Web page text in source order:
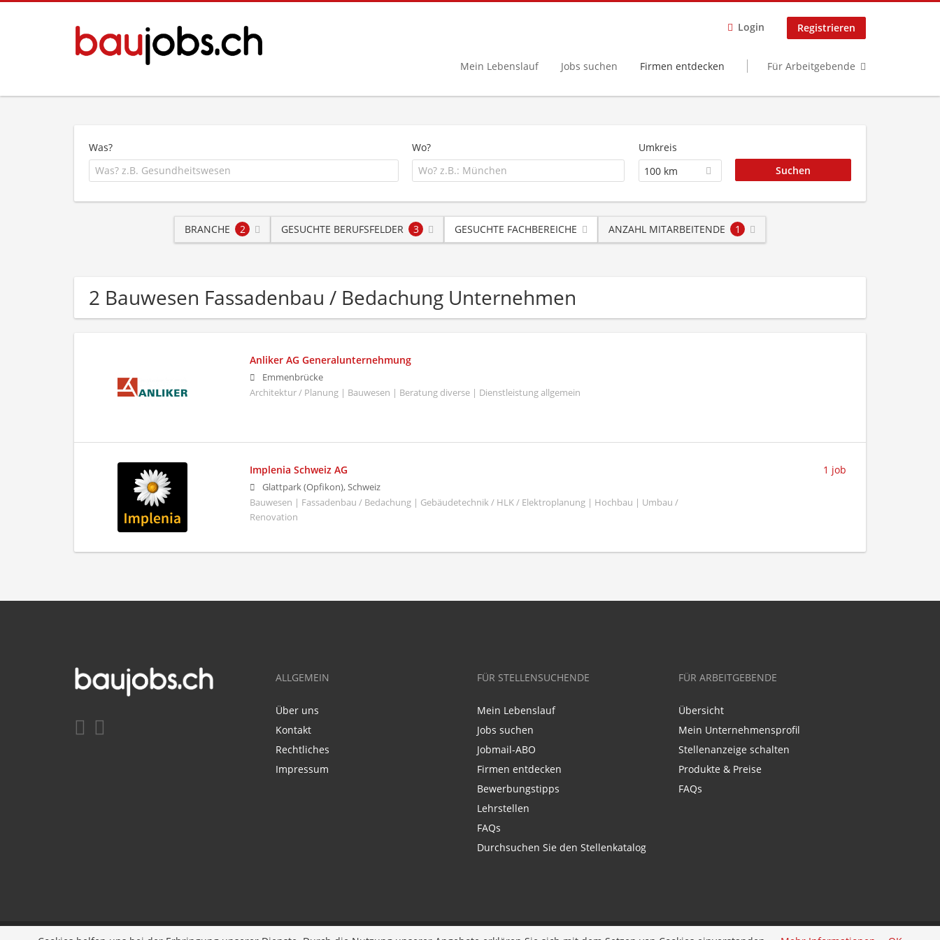
Login Registrieren
Mein Lebenslauf Jobs suchen Firmen entdecken Für Arbeitgebende
Was? Wo?
Umkreis
100 km
BRANCHE 2 GESUCHTE BERUFSFELDER 3 GESUCHTE FACHBEREICHE ANZAHL MITARBEITENDE 1
2 Bauwesen Fassadenbau / Bedachung Unternehmen
Anliker AG Generalunternehmung
Emmenbrücke
Architektur / Planung | Bauwesen | Beratung diverse | Dienstleistung allgemein
Implenia Schweiz AG
Glattpark (Opfikon), Schweiz
Bauwesen | Fassadenbau / Bedachung | Gebäudetechnik / HLK / Elektroplanung | Hochbau | Umbau /
Renovation
1 job
ALLGEMEIN
Über uns
Kontakt
Rechtliches
Impressum
FÜR STELLENSUCHENDE
Mein Lebenslauf
Jobs suchen
Jobmail-ABO
Firmen entdecken
Bewerbungstipps
Lehrstellen
FAQs
Durchsuchen Sie den Stellenkatalog
FÜR ARBEITGEBENDE
Übersicht
Mein Unternehmensprofil
Stellenanzeige schalten
Produkte & Preise
FAQs